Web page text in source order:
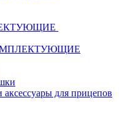
аксессуары для прицепов